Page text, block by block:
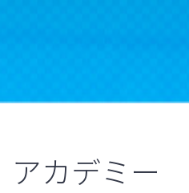
アカデミー